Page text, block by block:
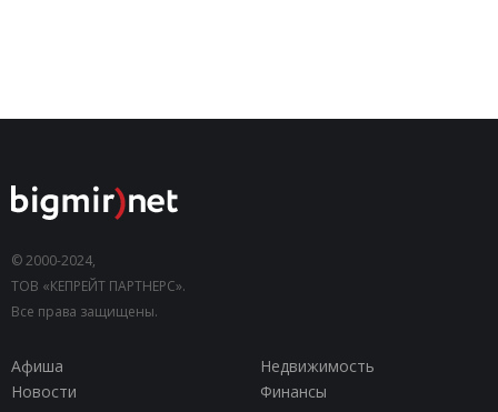
© 2000-2024,
ТОВ «КЕПРЕЙТ ПАРТНЕРС».
Все права защищены.
Афиша
Недвижимость
Новости
Финансы